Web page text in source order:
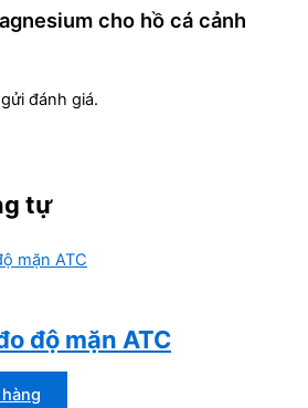
cho hồ cá cảnh
đánh giá.
tự
độ mặn ATC